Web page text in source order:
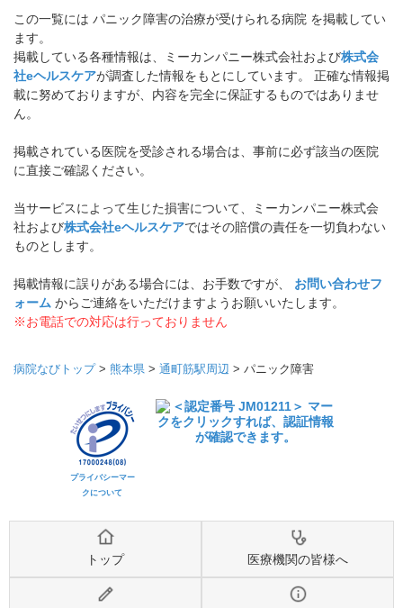
この一覧には パニック障害の治療が受けられる病院 を掲載してい
ます。
掲載している各種情報は、ミーカンパニー株式会社および株式会
社eヘルスケアが調査した情報をもとにしています。 正確な情報掲
載に努めておりますが、内容を完全に保証するものではありませ
ん。
掲載されている医院を受診される場合は、事前に必ず該当の医院
に直接ご確認ください。
当サービスによって生じた損害について、ミーカンパニー株式会
社および株式会社eヘルスケアではその賠償の責任を一切負わない
ものとします。
掲載情報に誤りがある場合には、お手数ですが、 お問い合わせフ
ォーム からご連絡をいただけますようお願いいたします。
※お電話での対応は行っておりません
病院なびトップ> 熊本県 > 通町筋駅周辺 > パニック障害
プライバシーマー
クについて
トップ 医療機関の皆様へ